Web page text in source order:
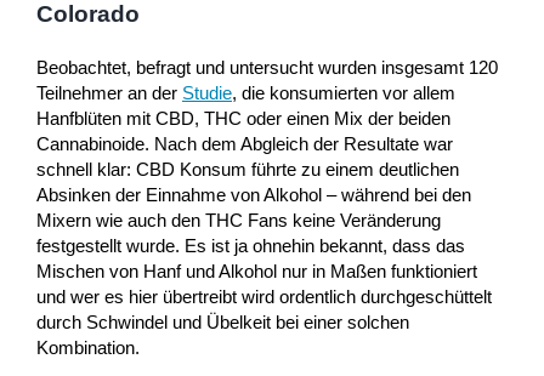
Colorado
Beobachtet, befragt und untersucht wurden insgesamt 120
Teilnehmer an der Studie, die konsumierten vor allem
Hanfblüten mit CBD, THC oder einen Mix der beiden
Cannabinoide. Nach dem Abgleich der Resultate war
schnell klar: CBD Konsum führte zu einem deutlichen
Absinken der Einnahme von Alkohol – während bei den
Mixern wie auch den THC Fans keine Veränderung
festgestellt wurde. Es ist ja ohnehin bekannt, dass das
Mischen von Hanf und Alkohol nur in Maßen funktioniert
und wer es hier übertreibt wird ordentlich durchgeschüttelt
durch Schwindel und Übelkeit bei einer solchen
Kombination.